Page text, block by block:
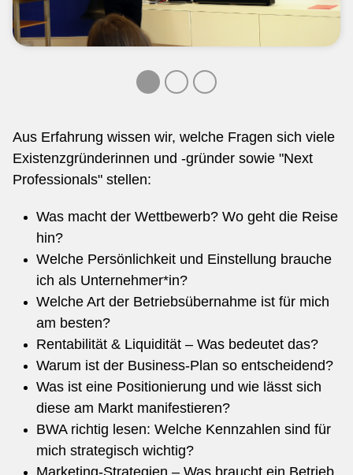
Aus Erfahrung wissen wir, welche Fragen sich viele
Existenzgründerinnen und -gründer sowie "Next
Professionals" stellen:
Was macht der Wettbewerb? Wo geht die Reise
hin?
Welche Persönlichkeit und Einstellung brauche
ich als Unternehmer*in?
Welche Art der Betriebsübernahme ist für mich
am besten?
Rentabilität & Liquidität – Was bedeutet das?
Warum ist der Business-Plan so entscheidend?
Was ist eine Positionierung und wie lässt sich
diese am Markt manifestieren?
BWA richtig lesen: Welche Kennzahlen sind für
mich strategisch wichtig?